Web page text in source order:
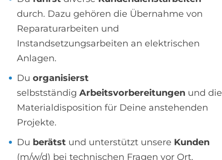
durch. Dazu gehören die Übernahme von
Reparaturarbeiten und
Instandsetzungsarbeiten an elektrischen
Anlagen.
Du organisierst
selbstständig Arbeitsvorbereitungen und die
Materialdisposition für Deine anstehenden
Projekte.
Du berätst und unterstützt unsere Kunden
(m/w/d) bei technischen Fragen vor Ort.